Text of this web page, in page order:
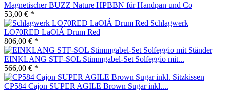
Magnetischer BUZZ Nature HPBBN für Handpan und Co
53,00 € *
Schlagwerk
LO70RED LaOlÁ Drum Red
806,00 € *
EINKLANG STF-SOL Stimmgabel-Set Solfeggio mit...
566,00 € *
CP584 Cajon SUPER AGILE Brown Sugar inkl....